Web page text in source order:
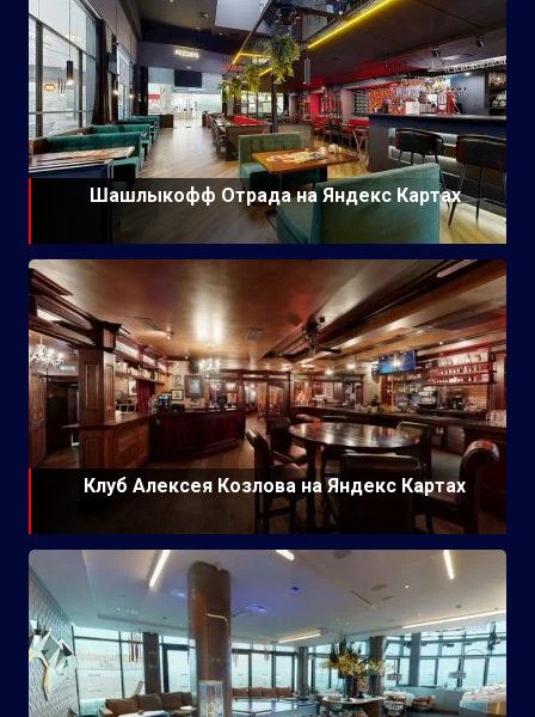
Шашлыкофф Отрада на Яндекс Картах
Клуб Алексея Козлова на Яндекс Картах